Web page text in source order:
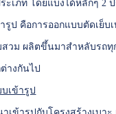
ะเภท โดยแบ่งได้หลักๆ 2
รูป คือการออกแบบตัดเย็บ
วม ผลิตขึ้นมาสำหลับรถทุ
างกันไป
เข้ารูป